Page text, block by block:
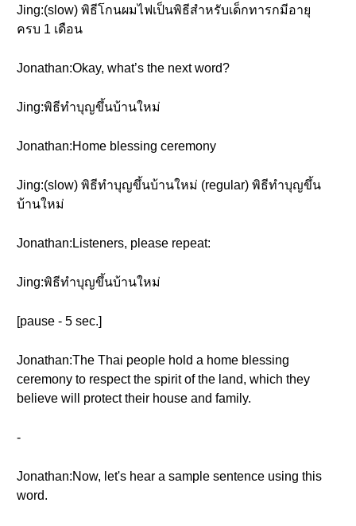
Jing:(slow) พิธีโกนผมไฟเป็นพิธีสำหรับเด็กทารกมีอายุ
ครบ 1 เดือน
Jonathan:Okay, what’s the next word?
Jing:พิธีทำบุญขึ้นบ้านใหม่
Jonathan:Home blessing ceremony
Jing:(slow) พิธีทำบุญขึ้นบ้านใหม่ (regular) พิธีทำบุญขึ้น
บ้านใหม่
Jonathan:Listeners, please repeat:
Jing:พิธีทำบุญขึ้นบ้านใหม่
[pause - 5 sec.]
Jonathan:The Thai people hold a home blessing
ceremony to respect the spirit of the land, which they
believe will protect their house and family.
-
Jonathan:Now, let's hear a sample sentence using this
word.